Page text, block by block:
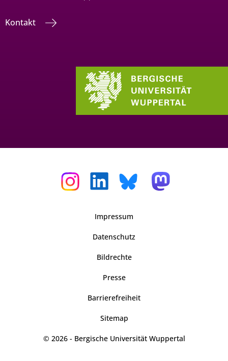
Kontakt
Impressum
Datenschutz
Bildrechte
Presse
Barrierefreiheit
Sitemap
© 2026 - Bergische Universität Wuppertal